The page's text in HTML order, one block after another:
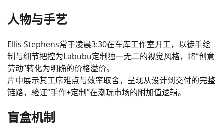
人物与手艺
Ellis Stephens常于凌晨3:30在车库工作室开工，以徒手绘
制与细节把控为Labubu定制独一无二的视觉风格，将“创意
劳动”转化为明确的价格溢价。
片中展示其工序难点与效率取舍，呈现从设计到交付的完整
链路，验证“手作+定制”在潮玩市场的附加值逻辑。
盲盒机制